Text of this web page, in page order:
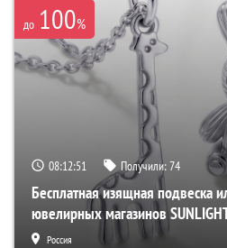
до 100%
08:12:50 Получили:74
Бесплатная изящная подвеска
ювелирных магазинов
Россия